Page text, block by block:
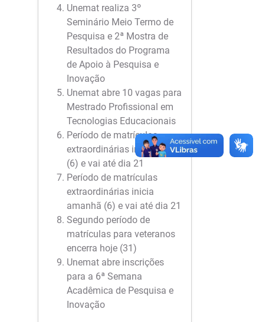
Unemat realiza 3º
Seminário Meio Termo de
Pesquisa e 2ª Mostra de
Resultados do Programa
de Apoio à Pesquisa e
Inovação
Unemat abre 10 vagas para
Mestrado Profissional em
Tecnologias Educacionais
Período de matrículas
extraordinárias inicia hoje
(6) e vai até dia 21
Período de matrículas
extraordinárias inicia
amanhã (6) e vai até dia 21
Segundo período de
matrículas para veteranos
encerra hoje (31)
Unemat abre inscrições
para a 6ª Semana
Acadêmica de Pesquisa e
Inovação